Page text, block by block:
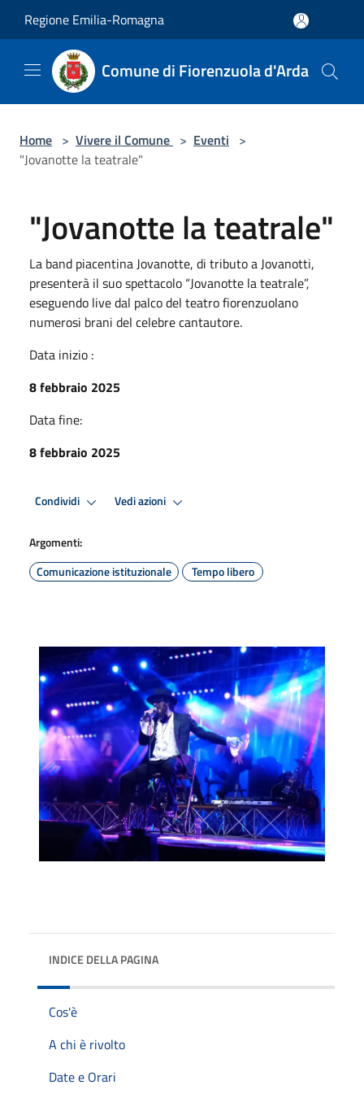
Regione Emilia-Romagna
Comune di Fiorenzuola d'Arda
Home > Vivere il Comune > Eventi >
"Jovanotte la teatrale"
"Jovanotte la teatrale"
La band piacentina Jovanotte, di tributo a Jovanotti,
presenterà il suo spettacolo “Jovanotte la teatrale”,
eseguendo live dal palco del teatro fiorenzuolano
numerosi brani del celebre cantautore.
Data inizio :
8 febbraio 2025
Data fine:
8 febbraio 2025
Condividi Vedi azioni
Argomenti:
Comunicazione istituzionale
Tempo libero
INDICE DELLA PAGINA
Cos'è
A chi è rivolto
Date e Orari